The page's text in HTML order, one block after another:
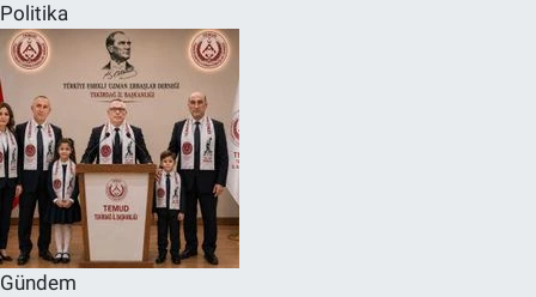
Politika
Gündem